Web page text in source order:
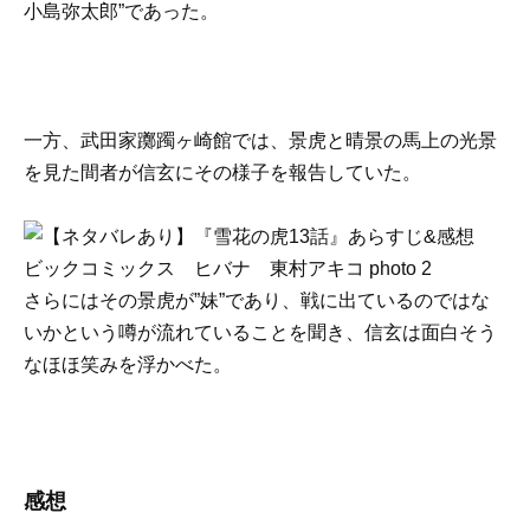
小島弥太郎”であった。
一方、武田家躑躅ヶ崎館では、景虎と晴景の馬上の光景
を見た間者が信玄にその様子を報告していた。
さらにはその景虎が”妹”であり、戦に出ているのではな
いかという噂が流れていることを聞き、信玄は面白そう
なほほ笑みを浮かべた。
感想